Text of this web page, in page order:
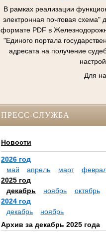
В рамках реализации
электронная почтовая
формате PDF в
"Единого портала
адресата на получение
Для
ПРЕСС-СЛУЖБА
Новости
2026 год
май
апрель март
2025 год
декабрь
ноябрь октябрь
2024 год
декабрь
ноябрь
Архив за декабрь 2025 года